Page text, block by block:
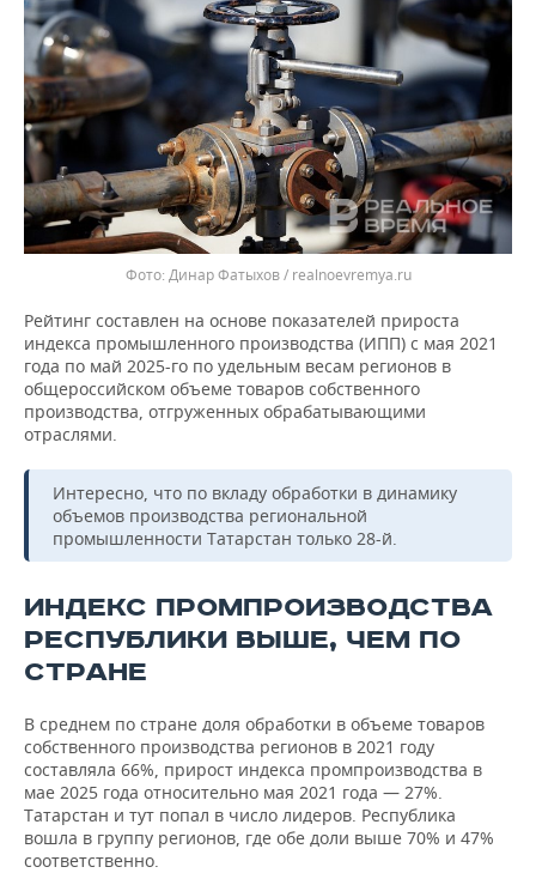
Динар Фатыхов / realnoevremya.ru
Рейтинг составлен на основе показателей прироста
индекса промышленного производства (ИПП) с мая 2021
года по май 2025-го по удельным весам регионов в
общероссийском объеме товаров собственного
производства, отгруженных обрабатывающими
отраслями.
Интересно, что по вкладу обработки в динамику
объемов производства региональной
промышленности Татарстан только 28-й.
ИНДЕКС ПРОМПРОИЗВОДСТВА
РЕСПУБЛИКИ ВЫШЕ, ЧЕМ ПО
СТРАНЕ
В среднем по стране доля обработки в объеме товаров
собственного производства регионов в 2021 году
составляла 66%, прирост индекса промпроизводства в
мае 2025 года относительно мая 2021 года — 27%.
Татарстан и тут попал в число лидеров. Республика
вошла в группу регионов, где обе доли выше 70% и 47%
соответственно.